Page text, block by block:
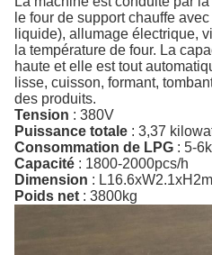
le four de support chauffe
liquide), allumage électrique,
la température de four. La
haute et elle est tout
lisse, cuisson, formant,
des produits.
Tension : 380V
Puissance totale : 3,37
Consommation de LPG : 5-
Capacité : 1800-2000pcs/h
Dimension : L16.6xW2.1xH2m
Poids net : 3800kg